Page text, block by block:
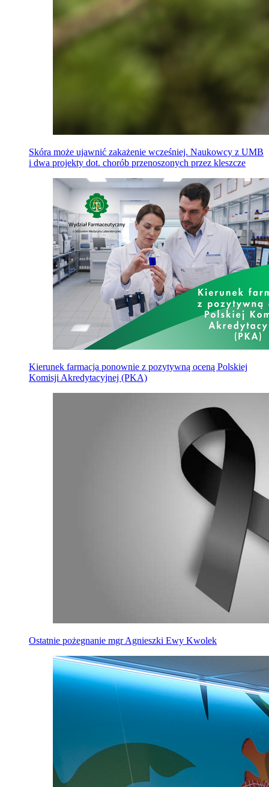
Skóra może ujawnić zakażenie wcześniej. Naukowcy z UMB
i dwa projekty dot. chorób przenoszonych przez kleszcze
Kierunek farmacja ponownie z pozytywną oceną Polskiej
Komisji Akredytacyjnej (PKA)
Ostatnie pożegnanie mgr Agnieszki Ewy Kwolek